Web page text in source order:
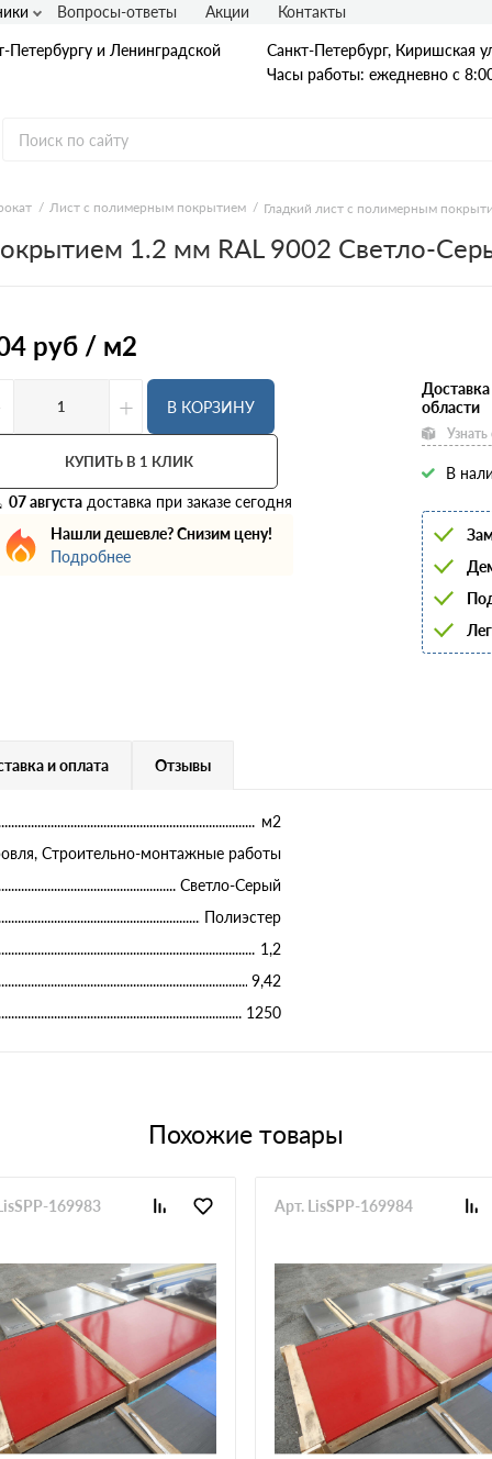
Петербургу и Ленинградской
Санкт-Петербург, Киришская
Часы работы: ежедневно с
Гладкая А1
А240
A400
25Г2С
А500С
Для фундамента
Композитная арматура
6
10
12
Вопросы-ответы Акции Контакты
Лист с полимерным покрытием Гладкий лист с полимерным
1.2 мм RAL 9002 Светло-
руб / м2
+ В КОРЗИНУ
КУПИТЬ В 1 КЛИК
07 августа доставка при заказе сегодня
Нашли дешевле? Снизим цену!
Подробнее
области
В
и оплата Отзывы
м2
Строительно-монтажные работы
Светло-Серый
Полиэстер
1,2
9,42
1250
Похожие товары
169983 Арт. LisSPP-169984